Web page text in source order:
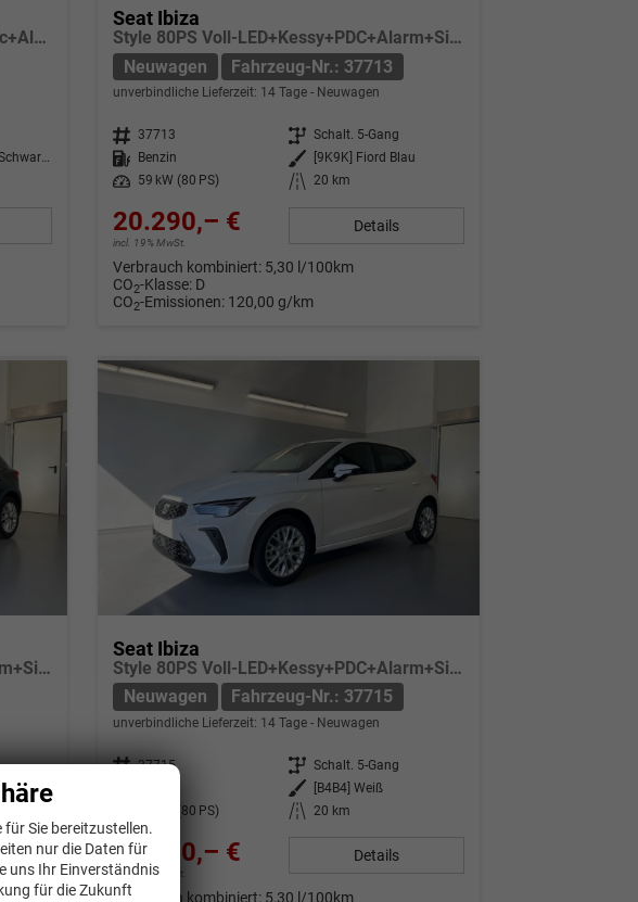
Style 80PS Kessy+Kamera+Climatronic+Alu+PDCvohi+Sitzheiz+App-Connect+DAB
[0E0E] Midnight Schwarz Metallic
Seat Ibiza
Style 80PS Voll-LED+Kessy+PDC+Alarm+Sitzheizung+Kamera+App-Connect
Neuwagen
Fahrzeug-Nr.: 37713
unverbindliche Lieferzeit: 14 Tage Neuwagen
Fahrzeug-Nr. 37713 Getriebe Schalt. 5-Gang
Kraftstoff
Benzin Außenfarbe
[9K9K] Fiord Blau
Leistung
59 kW (80 PS) Kilometerstand 20 km
20.290,– €
incl. 19% MwSt.
Details
Verbrauch kombiniert: 5,30 l/100km
CO2-Klasse: D
CO2-Emissionen: 120,00 g/km
Style 80PS Voll-LED+Kessy+PDC+Alarm+Sitzheizung+Kamera+App-Connect
Seat Ibiza
Style 80PS Voll-LED+Kessy+PDC+Alarm+Sitzheizung+Kamera+App-Connect
Neuwagen
Fahrzeug-Nr.: 37715
unverbindliche Lieferzeit: 14 Tage Neuwagen
Fahrzeug-Nr. 37715 Getriebe Schalt. 5-Gang
Außenfarbe
[B4B4] Weiß
59 kW (80 PS) Kilometerstand 20 km
20.540,– €
incl. 19% MwSt.
Details
Verbrauch kombiniert: 5,30 l/100km
für Sie bereitzustellen.
nur die Daten für
uns Ihr Einverständnis
für die Zukunft